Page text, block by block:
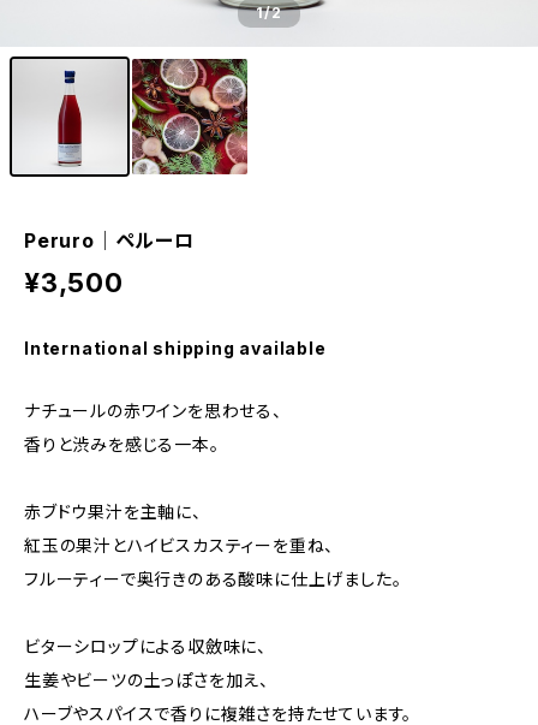
1/2
Peruro│ペルーロ
¥3,500
International shipping available
ナチュールの赤ワインを思わせる、
香りと渋みを感じる一本。
赤ブドウ果汁を主軸に、
紅玉の果汁とハイビスカスティーを重ね、
フルーティーで奥行きのある酸味に仕上げました。
ビターシロップによる収斂味に、
生姜やビーツの土っぽさを加え、
ハーブやスパイスで香りに複雑さを持たせています。